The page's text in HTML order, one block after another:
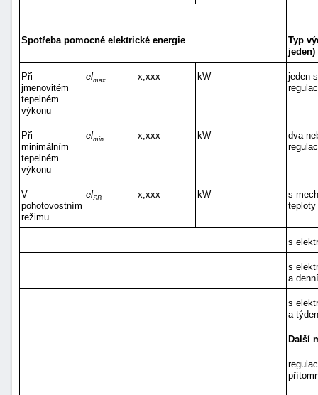
Spotřeba pomocné elektrické energie
Typ
jeden)
Při
jmenovitém
tepelném
výkonu
elmax x,xxx kW
jeden
Při
minimálním
tepelném
výkonu
elmin x,xxx kW
dva
V
pohotovostním
režimu
elSB x,xxx kW
s
s
s
a
s
a
Další